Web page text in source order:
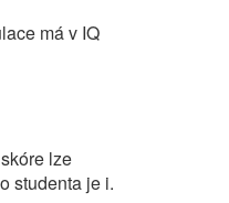
má v IQ
lze
studenta je i.